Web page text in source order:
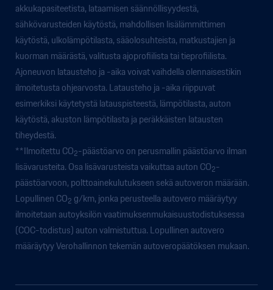
akkukapasiteetista, lataamisen säännöllisyydestä,
sähkövarusteiden käytöstä, mahdollisen lisälämmittimen
käytöstä, ulkolämpötilasta, sääolosuhteista, matkustajien ja
kuorman määrästä, valitusta ajoprofiilista tai tieprofiilista.
Ajoneuvon latausteho ja -aika voivat vaihdella olennaisestikin
ilmoitetusta ohjearvosta. Latausteho ja -aika riippuvat
esimerkiksi käytetystä latauspisteestä, lämpötilasta, auton
käytöstä, akuston lämpötilasta ja peräkkäisten latausten
tiheydestä.
**Ilmoitettu CO2-päästöarvo on perusmallin päästöarvo ilman
lisävarusteita. Osa lisävarusteista vaikuttaa auton CO2-
päästöarvoon, polttoainekulutukseen sekä autoveron määrään.
Lopullinen CO2 g/km, jonka perusteella autovero määräytyy
ilmoitetaan autoyksilön vaatimuksenmukaisuustodistuksessa
(COC-todistus) auton valmistuttua. Lopullinen autovero
määräytyy Verohallinnon tekemän autoveropäätöksen mukaan.